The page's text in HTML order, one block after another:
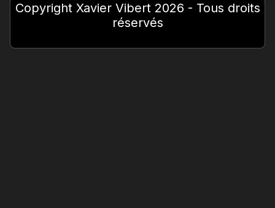
Copyright Xavier Vibert 2026 - Tous droits
réservés